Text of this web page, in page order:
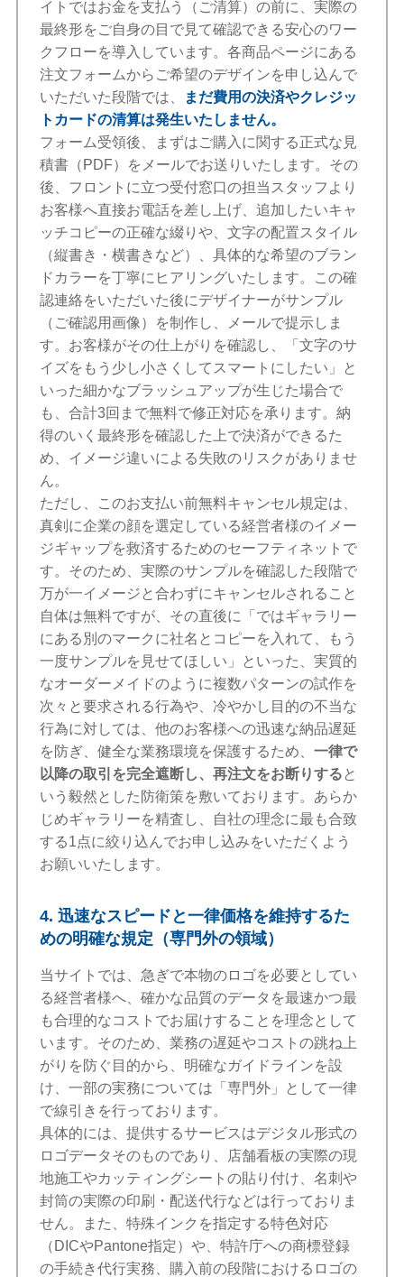
イトではお金を支払う（ご清算）の前に、実際の
最終形をご自身の目で見て確認できる安心のワー
クフローを導入しています。各商品ページにある
注文フォームからご希望のデザインを申し込んで
いただいた段階では、
まだ費用の決済やクレジッ
トカードの清算は発生いたしません。
フォーム受領後、まずはご購入に関する正式な見
積書（PDF）をメールでお送りいたします。その
後、フロントに立つ受付窓口の担当スタッフより
お客様へ直接お電話を差し上げ、追加したいキャ
ッチコピーの正確な綴りや、文字の配置スタイル
（縦書き・横書きなど）、具体的な希望のブラン
ドカラーを丁寧にヒアリングいたします。この確
認連絡をいただいた後にデザイナーがサンプル
（ご確認用画像）を制作し、メールで提示しま
す。お客様がその仕上がりを確認し、「文字のサ
イズをもう少し小さくしてスマートにしたい」と
いった細かなブラッシュアップが生じた場合で
も、合計3回まで無料で修正対応を承ります。納
得のいく最終形を確認した上で決済ができるた
め、イメージ違いによる失敗のリスクがありませ
ん。
ただし、このお支払い前無料キャンセル規定は、
真剣に企業の顔を選定している経営者様のイメー
ジギャップを救済するためのセーフティネットで
す。そのため、実際のサンプルを確認した段階で
万が一イメージと合わずにキャンセルされること
自体は無料ですが、その直後に「ではギャラリー
にある別のマークに社名とコピーを入れて、もう
一度サンプルを見せてほしい」といった、実質的
なオーダーメイドのように複数パターンの試作を
次々と要求される行為や、冷やかし目的の不当な
行為に対しては、他のお客様への迅速な納品遅延
を防ぎ、健全な業務環境を保護するため、一律で
以降の取引を完全遮断し、再注文をお断りする と
いう毅然とした防衛策を敷いております。あらか
じめギャラリーを精査し、自社の理念に最も合致
する1点に絞り込んでお申し込みをいただくよう
お願いいたします。
4. 迅速なスピードと一律価格を維持するた
めの明確な規定（専門外の領域）
当サイトでは、急ぎで本物のロゴを必要としてい
る経営者様へ、確かな品質のデータを最速かつ最
も合理的なコストでお届けすることを理念として
います。そのため、業務の遅延やコストの跳ね上
がりを防ぐ目的から、明確なガイドラインを設
け、一部の実務については「専門外」として一律
で線引きを行っております。
具体的には、提供するサービスはデジタル形式の
ロゴデータそのものであり、店舗看板の実際の現
地施工やカッティングシートの貼り付け、名刺や
封筒の実際の印刷・配送代行などは行っておりま
せん。また、特殊インクを指定する特色対応
（DICやPantone指定）や、特許庁への商標登録
の手続き代行実務、購入前の段階におけるロゴの